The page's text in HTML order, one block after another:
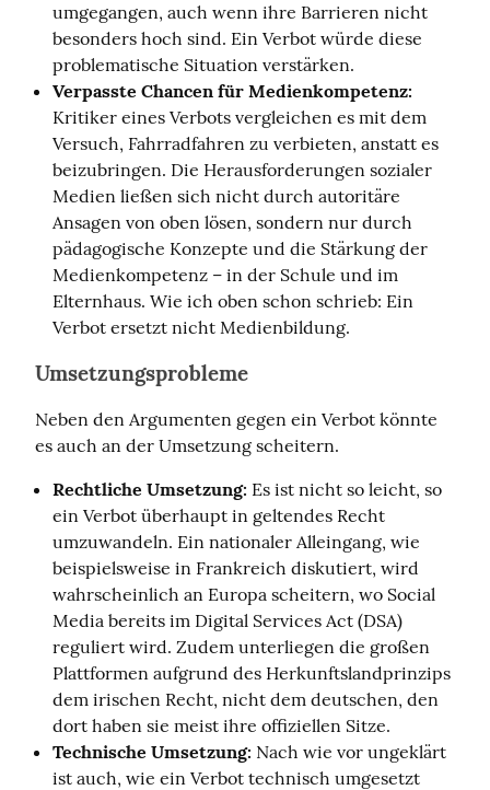
umgegangen, auch wenn ihre Barrieren nicht
besonders hoch sind. Ein Verbot würde diese
problematische Situation verstärken.
Verpasste Chancen für Medienkompetenz:
Kritiker eines Verbots vergleichen es mit dem
Versuch, Fahrradfahren zu verbieten, anstatt es
beizubringen. Die Herausforderungen sozialer
Medien ließen sich nicht durch autoritäre
Ansagen von oben lösen, sondern nur durch
pädagogische Konzepte und die Stärkung der
Medienkompetenz – in der Schule und im
Elternhaus. Wie ich oben schon schrieb: Ein
Verbot ersetzt nicht Medienbildung.
Umsetzungsprobleme
Neben den Argumenten gegen ein Verbot könnte
es auch an der Umsetzung scheitern.
Rechtliche Umsetzung: Es ist nicht so leicht, so
ein Verbot überhaupt in geltendes Recht
umzuwandeln. Ein nationaler Alleingang, wie
beispielsweise in Frankreich diskutiert, wird
wahrscheinlich an Europa scheitern, wo Social
Media bereits im Digital Services Act (DSA)
reguliert wird. Zudem unterliegen die großen
Plattformen aufgrund des Herkunftslandprinzips
dem irischen Recht, nicht dem deutschen, den
dort haben sie meist ihre offiziellen Sitze.
Technische Umsetzung: Nach wie vor ungeklärt
ist auch, wie ein Verbot technisch umgesetzt